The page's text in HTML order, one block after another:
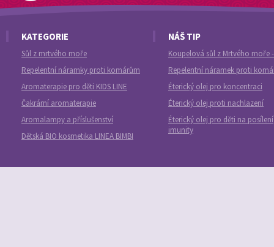
KATEGORIE
Sůl z mrtvého moře
Repelentní náramky proti komárům
Aromaterapie pro děti KIDS LINE
Čakrární aromaterapie
Aromalampy a příslušenství
Dětská BIO kosmetika LINEA BIMBI
NÁŠ TIP
Koupelová sůl z Mrtvého moře
Repelentní náramek proti
Éterický olej pro koncentraci
Éterický olej proti nachlazení
Éterický olej pro děti na posílení
imunity